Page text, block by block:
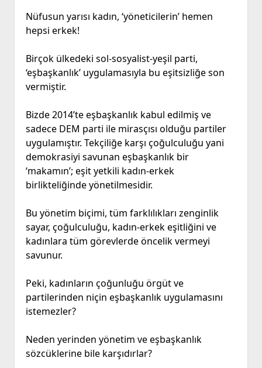
Nüfusun yarısı kadın, ‘yöneticilerin’ hemen
hepsi erkek!
Birçok ülkedeki sol-sosyalist-yeşil parti,
‘eşbaşkanlık’ uygulamasıyla bu eşitsizliğe son
vermiştir.
Bizde 2014’te eşbaşkanlık kabul edilmiş ve
sadece DEM parti ile mirasçısı olduğu partiler
uygulamıştır. Tekçiliğe karşı çoğulculuğu yani
demokrasiyi savunan eşbaşkanlık bir
‘makamın’; eşit yetkili kadın-erkek
birlikteliğinde yönetilmesidir.
Bu yönetim biçimi, tüm farklılıkları zenginlik
sayar, çoğulculuğu, kadın-erkek eşitliğini ve
kadınlara tüm görevlerde öncelik vermeyi
savunur.
Peki, kadınların çoğunluğu örgüt ve
partilerinden niçin eşbaşkanlık uygulamasını
istemezler?
Neden yerinden yönetim ve eşbaşkanlık
sözcüklerine bile karşıdırlar?